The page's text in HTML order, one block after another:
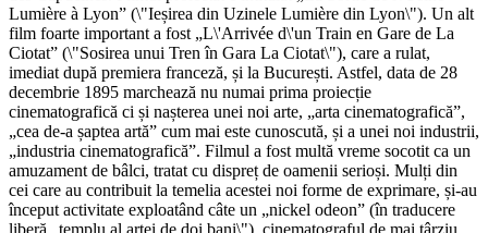
Lumière à Lyon” (\"Ieșirea din Uzinele Lumière din Lyon\"). Un alt
film foarte important a fost „L\'Arrivée d\'un Train en Gare de La
Ciotat” (\"Sosirea unui Tren în Gara La Ciotat\"), care a rulat,
imediat după premiera franceză, și la București. Astfel, data de 28
decembrie 1895 marchează nu numai prima proiecție
cinematografică ci și nașterea unei noi arte, „arta cinematografică”,
„cea de-a șaptea artă” cum mai este cunoscută, și a unei noi industrii,
„industria cinematografică”. Filmul a fost multă vreme socotit ca un
amuzament de bâlci, tratat cu dispreț de oamenii serioși. Mulți din
cei care au contribuit la temelia acestei noi forme de exprimare, și-au
început activitate exploatând câte un „nickel odeon” (în traducere
liberă „templu al artei de doi bani\"), cinematograful de mai târziu.